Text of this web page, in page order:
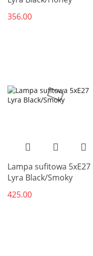
356.00
Lampa sufitowa 5xE27
Lyra Black/Smoky
425.00